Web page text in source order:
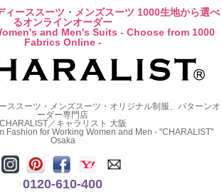
ィーススーツ・メンズスーツ 1000生地から選べ
るオンラインオーダー
and Men's Suits - Choose from 1000
Fabrics Online -
ススーツ・メンズスーツ・オリジナル制服、パターンオ
ーダー専門店
CHARALIST／キャラリスト 大阪
Fashion for Working Women and Men - "CHARALIST"
Osaka
0120-610-400